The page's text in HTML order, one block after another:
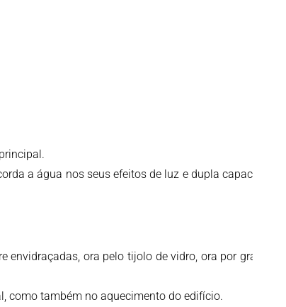
a água nos seus efeitos de luz e dupla capacidade
ora pelo tijolo de vidro, ora por grandes
como também no aquecimento do edifício.